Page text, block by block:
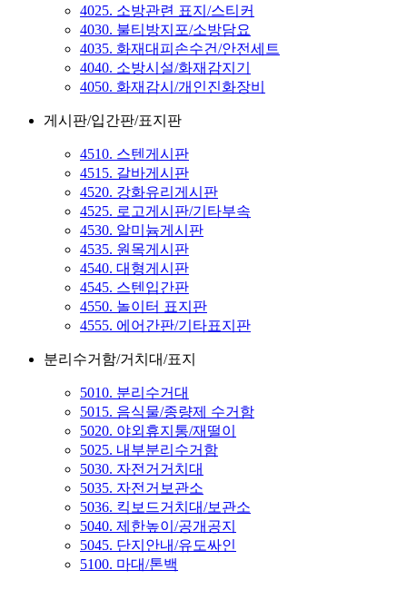
4025. 소방관련 표지/스티커
4030. 불티방지포/소방담요
4035. 화재대피손수건/안전세트
4040. 소방시설/화재감지기
4050. 화재감시/개인진화장비
게시판/입간판/표지판
4510. 스텐게시판
4515. 갈바게시판
4520. 강화유리게시판
4525. 로고게시판/기타부속
4530. 알미늄게시판
4535. 원목게시판
4540. 대형게시판
4545. 스텐입간판
4550. 놀이터 표지판
4555. 에어간판/기타표지판
분리수거함/거치대/표지
5010. 분리수거대
5015. 음식물/종량제 수거함
5020. 야외휴지통/재떨이
5025. 내부분리수거함
5030. 자전거거치대
5035. 자전거보관소
5036. 킥보드거치대/보관소
5040. 제한높이/공개공지
5045. 단지안내/유도싸인
5100. 마대/톤백